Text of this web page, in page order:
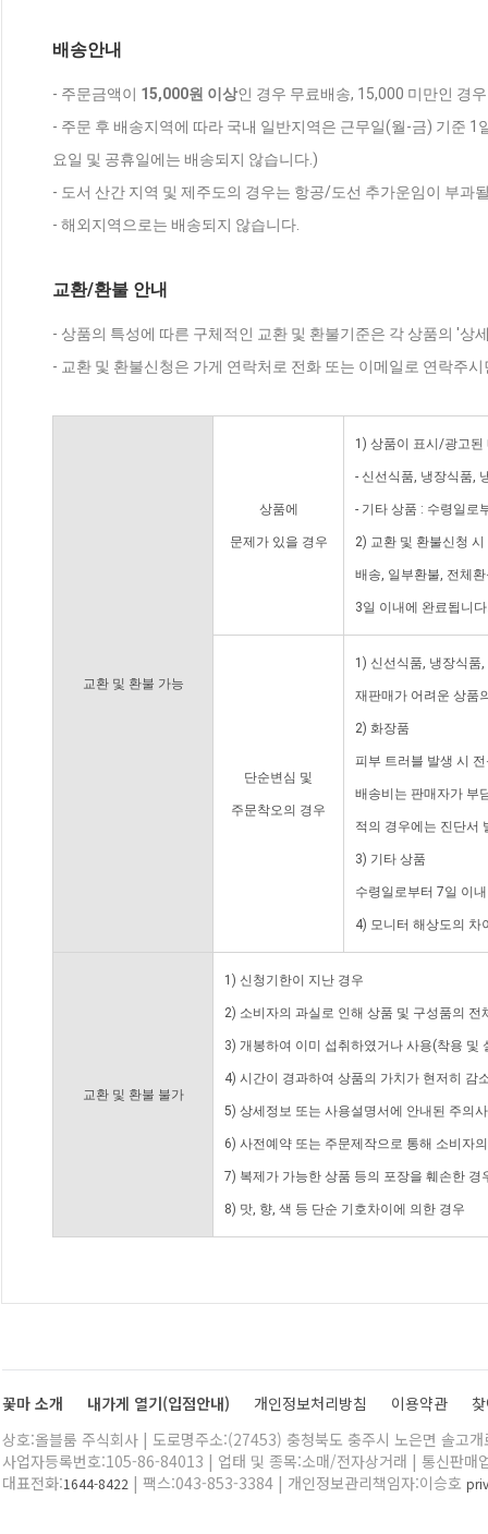
배송안내
- 주문금액이 15,000원 이상인 경우 무료배송, 15,000 미만인 경
- 주문 후 배송지역에 따라 국내 일반지역은 근무일(월-금) 기준
요일 및 공휴일에는 배송되지 않습니다.)
- 도서 산간 지역 및 제주도의 경우는 항공/도선 추가운임이 부과
- 해외지역으로는 배송되지 않습니다.
교환/환불 안내
- 상품의 특성에 따른 구체적인 교환 및 환불기준은 각 상품의 '상
- 교환 및 환불신청은 가게 연락처로 전화 또는 이메일로 연락주
교환 및 환불 가능
상품에
문제가 있을 경우
1) 상품이 표시/광고된
- 신선식품, 냉장식품,
- 기타 상품 : 수령일로
2) 교환 및 환불신청
배송, 일부환불, 전체
3일 이내에 완료됩니
단순변심 및
주문착오의 경우
1) 신선식품, 냉장식품
재판매가 어려운 상품
2) 화장품
피부 트러블 발생 시
배송비는 판매자가 부
적의 경우에는 진단서
3) 기타 상품
수령일로부터 7일 이
4) 모니터 해상도의 차
교환 및 환불 불가
1) 신청기한이 지난 경우
2) 소비자의 과실로 인해 상품 및 구성품의
3) 개봉하여 이미 섭취하였거나 사용(착용 및
4) 시간이 경과하여 상품의 가치가 현저히 감
5) 상세정보 또는 사용설명서에 안내된 주의
6) 사전예약 또는 주문제작으로 통해 소비자
7) 복제가 가능한 상품 등의 포장을 훼손한 경
8) 맛, 향, 색 등 단순 기호차이에 의한 경우
꽃마 소개 내가게 열기(입점안내) 개인정보처리방침 이용약관
상호:올블룸 주식회사 | 도로명주소:(27453) 충청북도 충주시 노은면 솔고
사업자등록번호:105-86-84013 | 업태 및 종목:소매/전자상거래 | 통신판매
대표전화:1644-8422 | 팩스:043-853-3384 | 개인정보관리책임자:이승호